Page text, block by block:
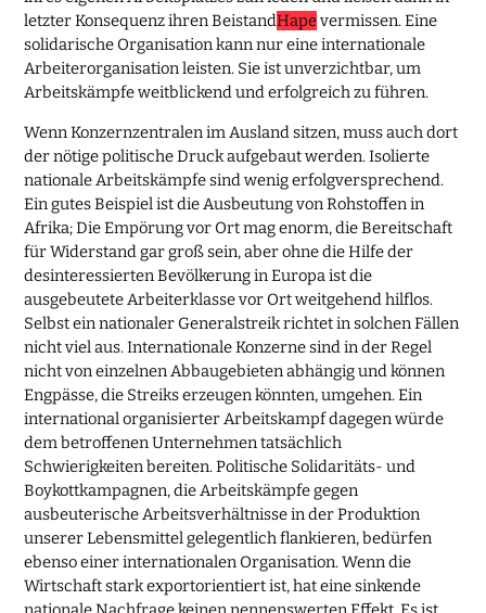
letzter Konsequenz ihren BeistandHapevermissen. Eine
solidarische Organisation kann nur eine internationale
Arbeiterorganisation leisten. Sie ist unverzichtbar, um
Arbeitskämpfe weitblickend und erfolgreich zu führen.
Wenn Konzernzentralen im Ausland sitzen, muss auch dort
der nötige politische Druck aufgebaut werden. Isolierte
nationale Arbeitskämpfe sind wenig erfolgversprechend.
Ein gutes Beispiel ist die Ausbeutung von Rohstoffen in
Afrika; Die Empörung vor Ort mag enorm, die Bereitschaft
für Widerstand gar groß sein, aber ohne die Hilfe der
desinteressierten Bevölkerung in Europa ist die
ausgebeutete Arbeiterklasse vor Ort weitgehend hilflos.
Selbst ein nationaler Generalstreik richtet in solchen Fällen
nicht viel aus. Internationale Konzerne sind in der Regel
nicht von einzelnen Abbaugebieten abhängig und können
Engpässe, die Streiks erzeugen könnten, umgehen. Ein
international organisierter Arbeitskampf dagegen würde
dem betroffenen Unternehmen tatsächlich
Schwierigkeiten bereiten. Politische Solidaritäts- und
Boykottkampagnen, die Arbeitskämpfe gegen
ausbeuterische Arbeitsverhältnisse in der Produktion
unserer Lebensmittel gelegentlich flankieren, bedürfen
ebenso einer internationalen Organisation. Wenn die
Wirtschaft stark exportorientiert ist, hat eine sinkende